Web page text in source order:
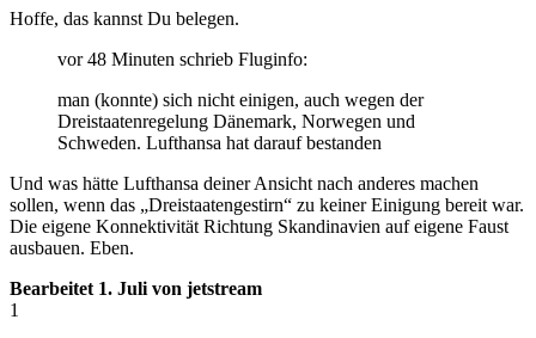
Hoffe, das kannst Du belegen.
vor 48 Minuten schrieb Fluginfo:
man (konnte) sich nicht einigen, auch wegen der
Dreistaatenregelung Dänemark, Norwegen und
Schweden. Lufthansa hat darauf bestanden
Und was hätte Lufthansa deiner Ansicht nach anderes machen
sollen, wenn das „Dreistaatengestirn“ zu keiner Einigung bereit war.
Die eigene Konnektivität Richtung Skandinavien auf eigene Faust
ausbauen. Eben.
Bearbeitet 1. Juli von jetstream
1